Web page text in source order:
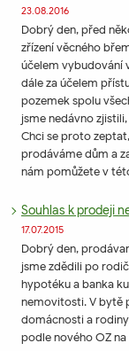
23.08.2016
Dobrý den, před
zřízení věcného
účelem vybudování
dále za účelem
pozemek spolu
jsme nedávno
Chci se proto
prodáváme dům a
nám pomůžete v
Souhlas k prodeji
17.07.2015
Dobrý den,
jsme zdědili po
hypotéku a banka
nemovitosti. V bytě
domácnosti a
podle nového OZ